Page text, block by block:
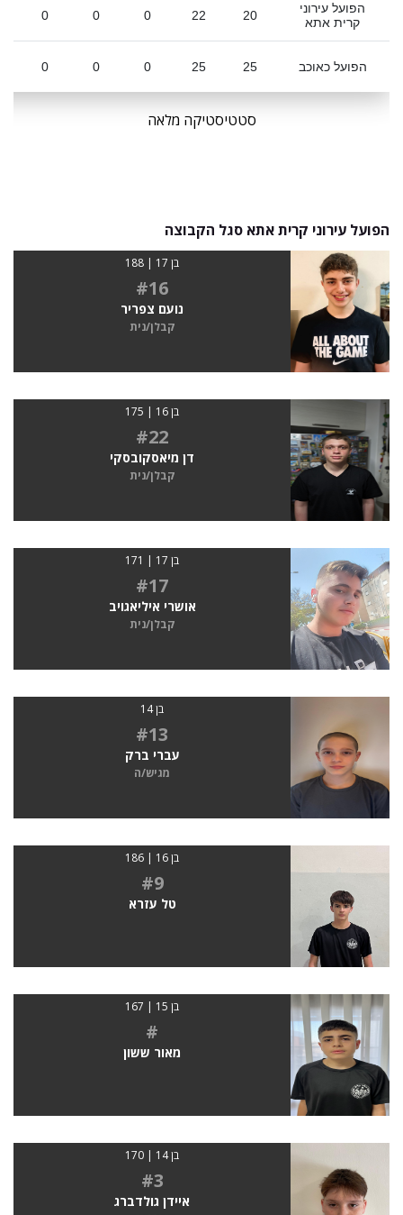
הפועל עירוני
קרית אתא
20
22
0
0
0
הפועל כאוכב 25
25
0
0
0
סטטיסטיקה מלאה
הפועל עירוני קרית אתא סגל הקבוצה
בן 17 | 188
#16
נועם צפריר
קבלן/נית
בן 16 | 175
#22
דן מיאסקובסקי
קבלן/נית
בן 17 | 171
#17
אושרי איליאגויב
קבלן/נית
בן 14
#13
עברי ברק
מגיש/ה
בן 16 | 186
#9
טל עזרא
בן 15 | 167
#
מאור ששון
בן 14 | 170
#3
איידן גולדברג